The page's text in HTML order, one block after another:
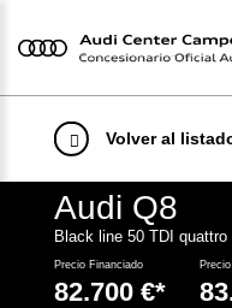
Volver al
Audi Q8
Black line 50 TDI
Precio Financiado
82.700 €*